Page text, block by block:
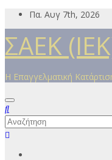
Μετάβαση
περιεχόμενο
Πα. Αυγ 7th, 2026
ΣΑΕΚ
Η Επαγγελματική